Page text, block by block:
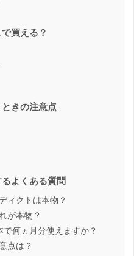
買える？
きの注意点
よくある質問
ィクトは本物？
が本物？
何ヵ月分使えますか？
点は？